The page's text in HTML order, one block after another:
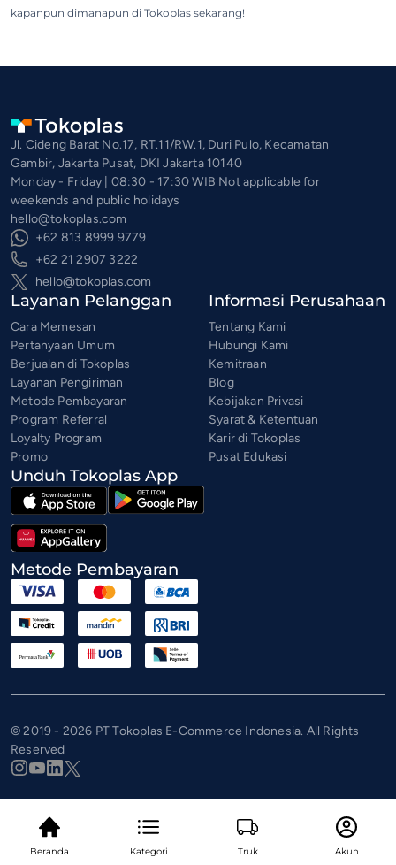
Beranda Kategori Truk Akun
kapanpun dimanapun di Tokoplas sekarang!
Jl. Cideng Barat No.17, RT.11/RW.1, Duri Pulo, Kecamatan
Gambir, Jakarta Pusat, DKI Jakarta 10140
Monday - Friday | 08:30 - 17:30 WIB Not applicable for
weekends and public holidays
hello@tokoplas.com
+62 813 8999 9779
+62 21 2907 3222
hello@tokoplas.com
Layanan Pelanggan
Cara Memesan
Pertanyaan Umum
Berjualan di Tokoplas
Layanan Pengiriman
Metode Pembayaran
Program Referral
Loyalty Program
Promo
Informasi Perusahaan
Tentang Kami
Hubungi Kami
Kemitraan
Blog
Kebijakan Privasi
Syarat & Ketentuan
Karir di Tokoplas
Pusat Edukasi
Unduh Tokoplas App
Metode Pembayaran
© 2019 - 2026 PT Tokoplas E-Commerce Indonesia. All Rights
Reserved